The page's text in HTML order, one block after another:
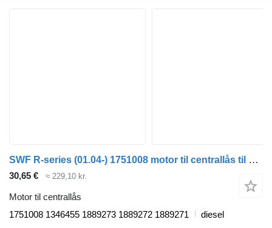
SWF R-series (01.04-) 1751008 motor til centrallås til Scania P,G,R,T-series (2004-2017) trækker
30,65 € ≈ 229,10 kr.
Motor til centrallås
1751008 1346455 1889273 1889272 1889271
diesel